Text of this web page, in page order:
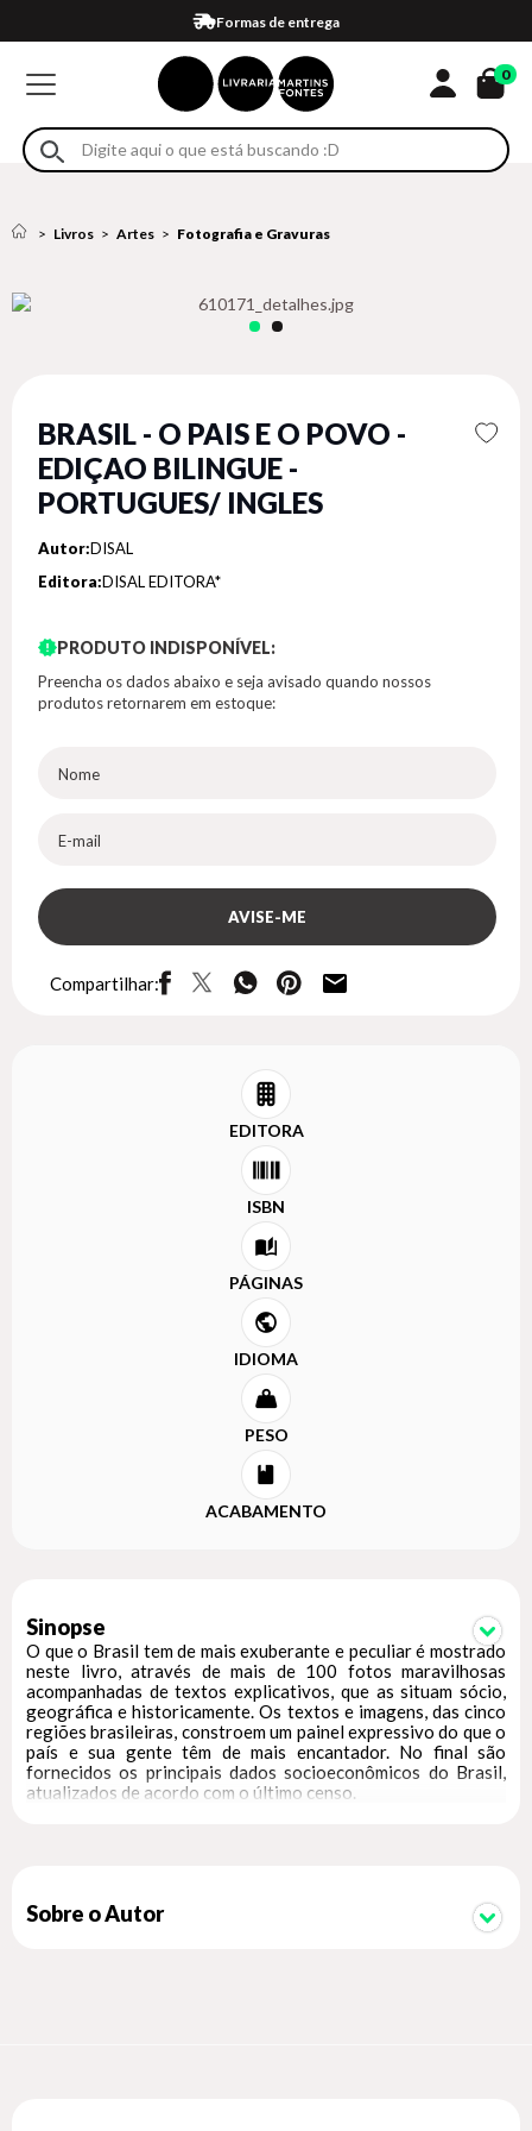
Formas de entrega
Compra 100% segura
Em até 4x sem juros no cartão*
Retire na loja
Eventos
0
Livros Artes Fotografia e Gravuras
BRASIL - O PAIS E O POVO -
EDIÇAO BILINGUE -
PORTUGUES/ INGLES
Autor:DISAL
Editora:DISAL EDITORA*
PRODUTO INDISPONÍVEL:
Preencha os dados abaixo e seja avisado quando nossos
produtos retornarem em estoque:
Compartilhar:
EDITORA
ISBN
PÁGINAS
IDIOMA
PESO
ACABAMENTO
Sinopse
O que o Brasil tem de mais exuberante e peculiar é mostrado
neste livro, através de mais de 100 fotos maravilhosas
acompanhadas de textos explicativos, que as situam sócio,
geográfica e historicamente. Os textos e imagens, das cinco
regiões brasileiras, constroem um painel expressivo do que o
país e sua gente têm de mais encantador. No final são
fornecidos os principais dados socioeconômicos do Brasil,
atualizados de acordo com o último censo.
Sobre o Autor